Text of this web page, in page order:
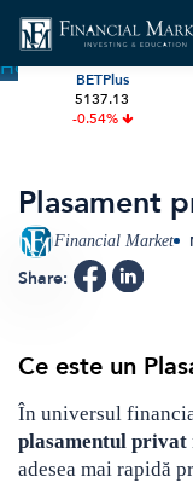
Home»Terms»
PIATA DE CAPITAL
International
BVB Recap
Brokeri
FINTECH
BETPlus
5137.13
-0.54%
Plasament
Financial Market
Share:
Ce este un
În universul
plasamentul privat
adesea mai rapidă